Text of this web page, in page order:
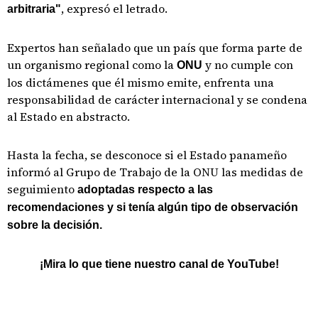
arbitraria", expresó el letrado.
Expertos han señalado que un país que forma parte de
un organismo regional como la ONU y no cumple con
los dictámenes que él mismo emite, enfrenta una
responsabilidad de carácter internacional y se condena
al Estado en abstracto.
Hasta la fecha, se desconoce si el Estado panameño
informó al Grupo de Trabajo de la ONU las medidas de
seguimiento adoptadas respecto a las
recomendaciones y si tenía algún tipo de observación
sobre la decisión.
¡Mira lo que tiene nuestro canal de YouTube!